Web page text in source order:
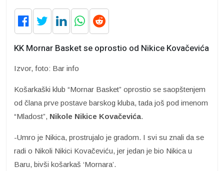
KK Mornar Basket se oprostio od Nikice Kovačevića
Izvor, foto: Bar info
Košarkaški klub “Mornar Basket” oprostio se saopštenjem
od člana prve postave barskog kluba, tada još pod imenom
“Mladost”, Nikole Nikice Kovačevića.
-Umro je Nikica, prostrujalo je gradom. I svi su znali da se
radi o Nikoli Nikici Kovačeviću, jer jedan je bio Nikica u
Baru, bivši košarkaš ‘Mornara’.